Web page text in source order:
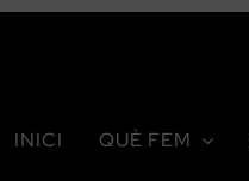
INICI QUÈ FEM